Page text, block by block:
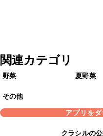
関連カテゴリ
野菜 夏野菜
その他
アプリを
クラシルの